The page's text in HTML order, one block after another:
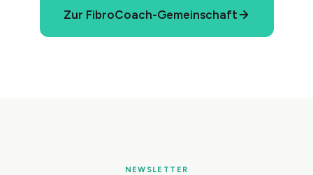
Zur FibroCoach-Gemeinschaft
NEWSLETTER